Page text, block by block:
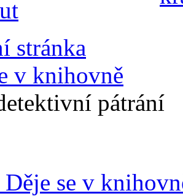
stránka
v knihovně
pátrání
Děje se v